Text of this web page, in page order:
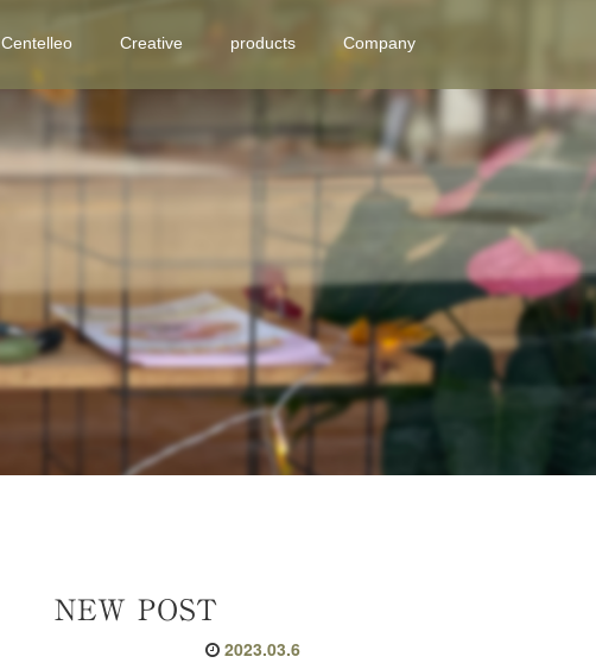
Centelleo Creative products Company
NEW POST
2023.03.6